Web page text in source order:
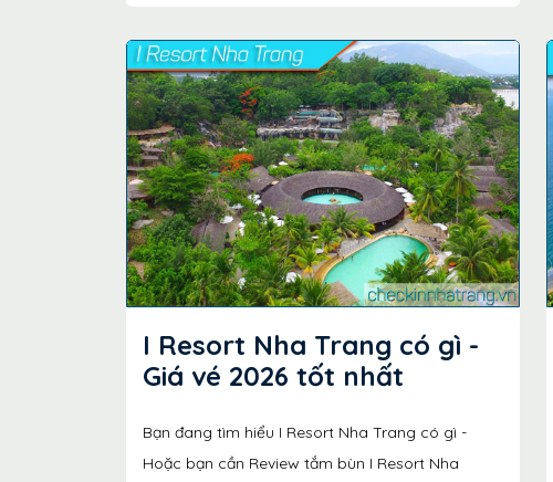
I Resort Nha Trang có gì -
Giá vé 2026 tốt nhất
Bạn đang tìm hiểu I Resort Nha Trang có gì -
Hoặc bạn cần Review tắm bùn I Resort Nha